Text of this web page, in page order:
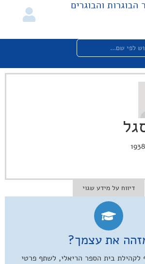
הבוגרות והבוגרים
– 1938
דיווח על מידע שגוי
את עצמך?
לקהילת בית הספר הריאלי, לשתף פרטי